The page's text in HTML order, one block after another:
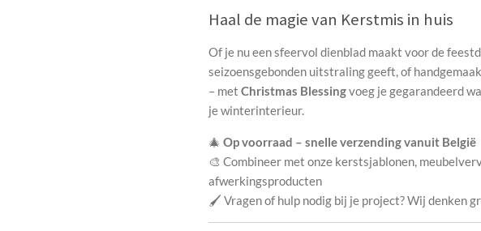
Haal de magie van Kerstmis in huis
Of je nu een sfeervol dienblad maakt voor de
seizoensgebonden uitstraling geeft, of
– met Christmas Blessingvoeg je gegarandeerd
je winterinterieur.
🎄 Op voorraad – snelle verzending vanuit België
🎨 Combineer met onze kerstsjablonen,
afwerkingsproducten
🖌️ Vragen of hulp nodig bij je project? Wij denken